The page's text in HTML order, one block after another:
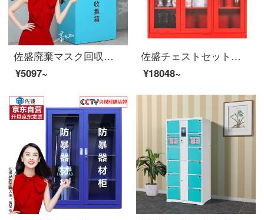
佐盛廃棄マスク回収箱医療ゴミ回収箱公共場所マスク収集箱
¥5097~
佐盛チェストセット消防設備器材保管棚消火器保管箱安全器材箱1600*1400*400付属品
¥18048~